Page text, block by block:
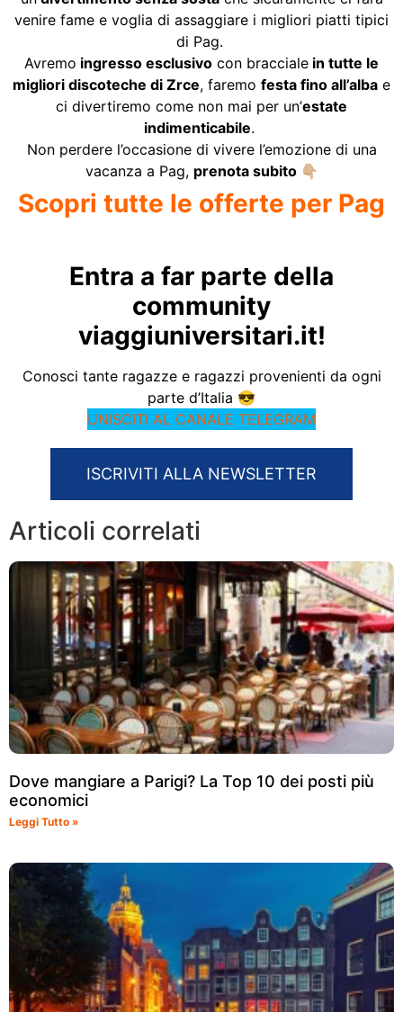
venire fame e voglia di assaggiare i migliori piatti tipici
di Pag.
Avremo ingresso esclusivo con bracciale in tutte le
migliori discoteche di Zrce, faremo festa fino all’alba e
ci divertiremo come non mai per un’estate
indimenticabile.
Non perdere l’occasione di vivere l’emozione di una
vacanza a Pag, prenota subito 👇🏼
Scopri tutte le offerte per Pag
Entra a far parte della
community
viaggiuniversitari.it!
Conosci tante ragazze e ragazzi provenienti da ogni
parte d’Italia 😎
UNISCITI AL CANALE TELEGRAM
ISCRIVITI ALLA NEWSLETTER
Articoli correlati
Dove mangiare a Parigi? La Top 10 dei posti più
economici
Leggi Tutto »